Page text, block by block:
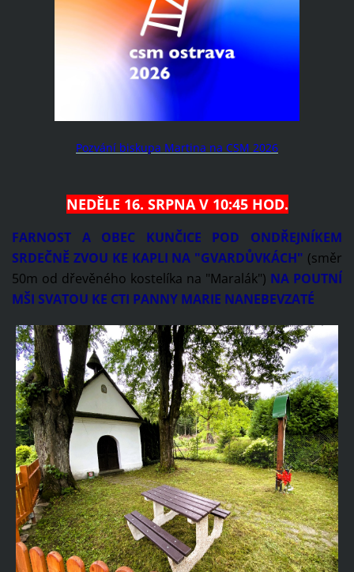
Pozvání biskupa Martina na CSM 2026
NEDĚLE 16. SRPNA V 10:45 HOD.
FARNOST A OBEC KUNČICE POD ONDŘEJNÍKEM
SRDEČNĚ ZVOU KE KAPLI NA "GVARDŮVKÁCH" (směr
50m od dřevěného kostelíka na "Maralák") NA POUTNÍ
MŠI SVATOU KE CTI PANNY MARIE NANEBEVZATÉ